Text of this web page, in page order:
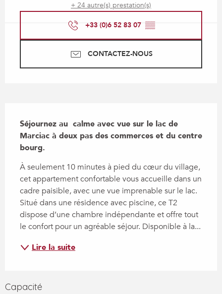
+ 24 autre(s) prestation(s)
+33 (0)6 52 83 07 ▒▒
CONTACTEZ-NOUS
Séjournez au  calme avec vue sur le lac de
Marciac à deux pas des commerces et du centre
bourg.
À seulement 10 minutes à pied du cœur du village,
cet appartement confortable vous accueille dans un
cadre paisible, avec une vue imprenable sur le lac.
Situé dans une résidence avec piscine, ce T2
dispose d’une chambre indépendante et offre tout
le confort pour un agréable séjour. Disponible à la...
Lire la suite
Capacité